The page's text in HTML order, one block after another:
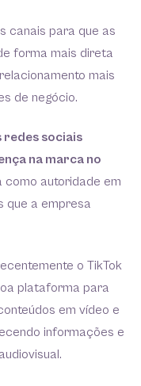
canais para que as
forma mais direta
mais
de negócio.
redes sociais
na marca no
como autoridade em
que a empresa
o TikTok
plataforma para
em vídeo e
informações e